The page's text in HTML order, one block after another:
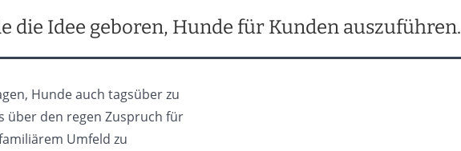
die Idee geboren, Hunde für Kunden auszuführen.
Hunde auch tagsüber zu
über den regen Zuspruch für
Umfeld zu